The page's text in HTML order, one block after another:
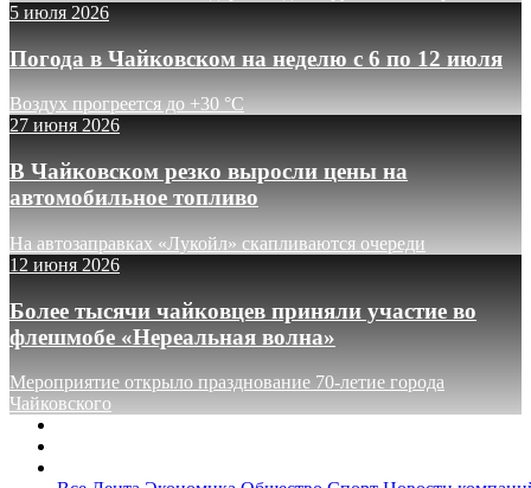
5 июля 2026
Погода в Чайковском на неделю с 6 по 12 июля
Воздух прогреется до +30 °C
27 июня 2026
В Чайковском резко выросли цены на
автомобильное топливо
На автозаправках «Лукойл» скапливаются очереди
12 июня 2026
Более тысячи чайковцев приняли участие во
флешмобе «Нереальная волна»
Мероприятие открыло празднование 70-летие города
Чайковского